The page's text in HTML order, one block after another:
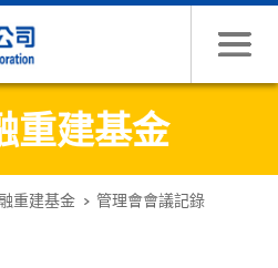
重建基金
重建基金 管理會會議記錄